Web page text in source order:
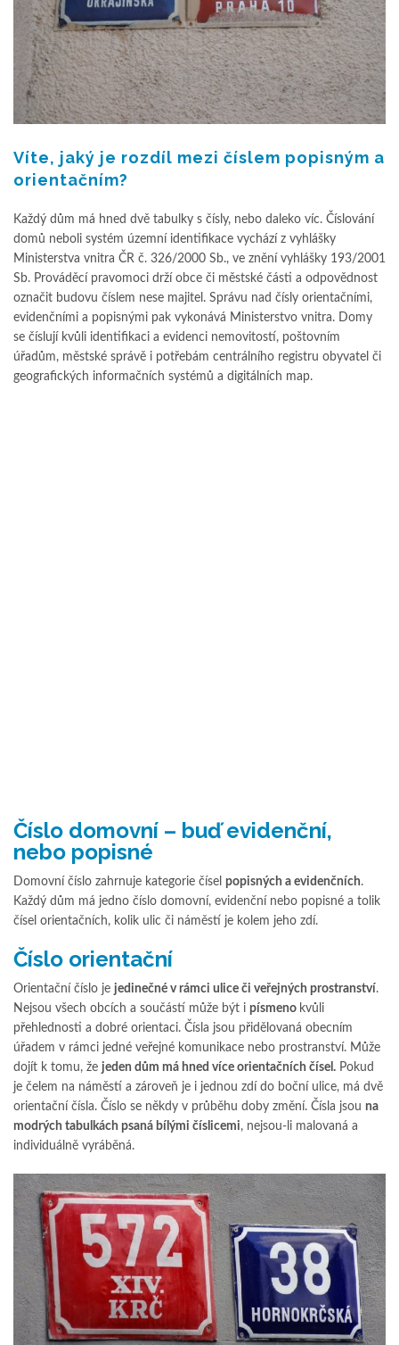
Víte, jaký je rozdíl mezi číslem popisným a
orientačním?
Každý dům má hned dvě tabulky s čísly, nebo daleko víc. Číslování
domů neboli systém územní identifikace vychází z vyhlášky
Ministerstva vnitra ČR č. 326/2000 Sb., ve znění vyhlášky 193/2001
Sb. Prováděcí pravomoci drží obce či městské části a odpovědnost
označit budovu číslem nese majitel. Správu nad čísly orientačními,
evidenčními a popisnými pak vykonává Ministerstvo vnitra. Domy
se číslují kvůli identifikaci a evidenci nemovitostí, poštovním
úřadům, městské správě i potřebám centrálního registru obyvatel či
geografických informačních systémů a digitálních map.
Číslo domovní – buď evidenční,
nebo popisné
Domovní číslo zahrnuje kategorie čísel popisných a evidenčních.
Každý dům má jedno číslo domovní, evidenční nebo popisné a tolik
čísel orientačních, kolik ulic či náměstí je kolem jeho zdí.
Číslo orientační
Orientační číslo je jedinečné v rámci ulice či veřejných prostranství.
Nejsou všech obcích a součástí může být i písmeno kvůli
přehlednosti a dobré orientaci. Čísla jsou přidělovaná obecním
úřadem v rámci jedné veřejné komunikace nebo prostranství. Může
dojít k tomu, že jeden dům má hned více orientačních čísel. Pokud
je čelem na náměstí a zároveň je i jednou zdí do boční ulice, má dvě
orientační čísla. Číslo se někdy v průběhu doby změní. Čísla jsou na
modrých tabulkách psaná bílými číslicemi, nejsou-li malovaná a
individuálně vyráběná.